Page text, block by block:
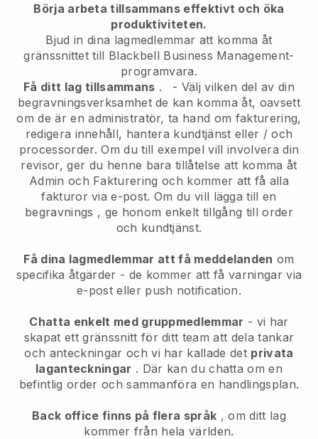
Börja arbeta tillsammans effektivt och öka
produktiviteten.
Bjud in dina lagmedlemmar att komma åt
gränssnittet till Blackbell Business Management-
programvara.
Få ditt lag tillsammans . - Välj vilken del av din
begravningsverksamhet de kan komma åt, oavsett
om de är en administratör, ta hand om fakturering,
redigera innehåll, hantera kundtjänst eller / och
processorder. Om du till exempel vill involvera din
revisor, ger du henne bara tillåtelse att komma åt
Admin och Fakturering och kommer att få alla
fakturor via e-post.Om du vill lägga till en
begravnings , ge honom enkelt tillgång till order
och kundtjänst.
Få dina lagmedlemmar att få meddelanden om
specifika åtgärder - de kommer att få varningar via
e-post eller push notification.
Chatta enkelt med gruppmedlemmar - vi har
skapat ett gränssnitt för ditt team att dela tankar
och anteckningar och vi har kallade det privata
laganteckningar . Där kan du chatta om en
befintlig order och sammanföra en handlingsplan.
Back office finns på flera språk , om ditt lag
kommer från hela världen.